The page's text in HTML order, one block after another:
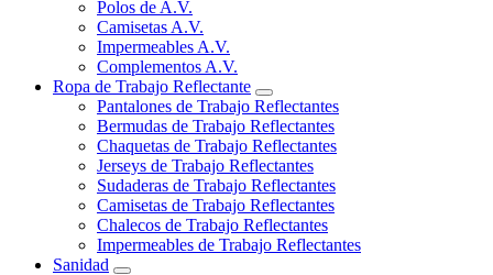
Polos de A.V.
Camisetas A.V.
Impermeables A.V.
Complementos A.V.
Ropa de Trabajo Reflectante
Pantalones de Trabajo Reflectantes
Bermudas de Trabajo Reflectantes
Chaquetas de Trabajo Reflectantes
Jerseys de Trabajo Reflectantes
Sudaderas de Trabajo Reflectantes
Camisetas de Trabajo Reflectantes
Chalecos de Trabajo Reflectantes
Impermeables de Trabajo Reflectantes
Sanidad